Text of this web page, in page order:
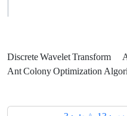
Discrete Wavelet Transform
Ant Colony Optimization